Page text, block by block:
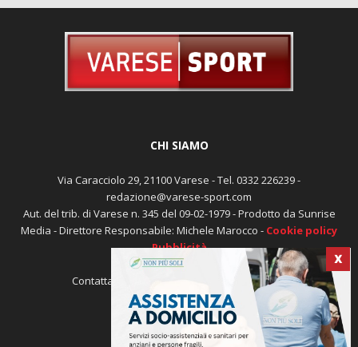
X
CHI SIAMO
Via Caracciolo 29, 21100 Varese - Tel. 0332 226239 -
redazione@varese-sport.com
Aut. del trib. di Varese n. 345 del 09-02-1979 - Prodotto da Sunrise
Media - Direttore Responsabile: Michele Marocco - Cookie policy
Pubblicità
Contattaci: redazione@varese-sport.com
SEGUICI